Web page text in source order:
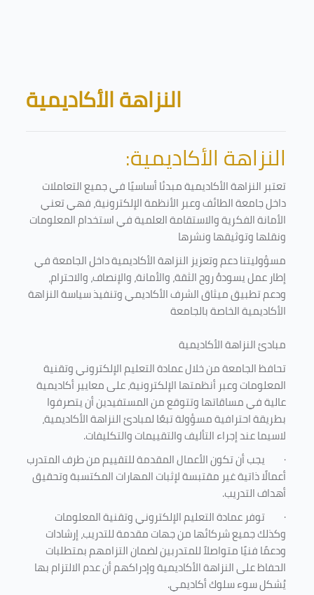
Blocks
النزاهة الأكاديمية
النزاهة الأكاديمية:
تعتبر النزاهة الأكاديمية مبدئا أساسيًا في جميع التعاملات
داخل جامعة الطائف وعبر الأنظمة الإلكترونية، فهي تعني
الأمانة الفكرية والاستقامة العلمية في استخدام المعلومات
ونقلها وتوثيقها ونشرها
مسؤوليتنا دعم وتعزيز النزاهة الأكاديمية داخل الجامعة في
إطار عمل يسودهُ روح الثقة، والأمانة، والإنصاف، والاحترام،
ودعم تطبيق ميثاق الشرف الأكاديمي وتنفيذ سياسة النزاهة
الأكاديمية الخاصة بالجامعة
مبادئ النزاهة الأكاديمية
تحافظ الجامعة من خلال عمادة التعليم الإلكتروني وتقنية
المعلومات وعبر أنظمتها الإلكترونية، على معايير أكاديمية
عالية في مساقاتها وتتوقع من المستفيدين أن يتصرفوا
بطريقة احترافية مسؤولة تبعًا لمبادئ النزاهة الأكاديمية،
لاسيما عند إجراء التأليف والتقييمات والتكليفات.
· يجب أن تكون الأعمال المقدمة للتقييم من طرف المتدرب
أعمالًا ذاتية غير مقتبسة لإثبات المهارات المكتسبة وتحقيق
أهداف التدريب.
· توفر عمادة التعليم الإلكتروني وتقنية المعلومات
وكذلك جميع شركائها من جهات مقدمة للتدريب، إرشادات
ودعمًا فنيًا متواصلاً للمتدربين لضمان التزامهم بمتطلبات
الحفاظ على النزاهة الأكاديمية وإدراكهم أن عدم الالتزام بها
يُشكل سوء سلوك أكاديمي.